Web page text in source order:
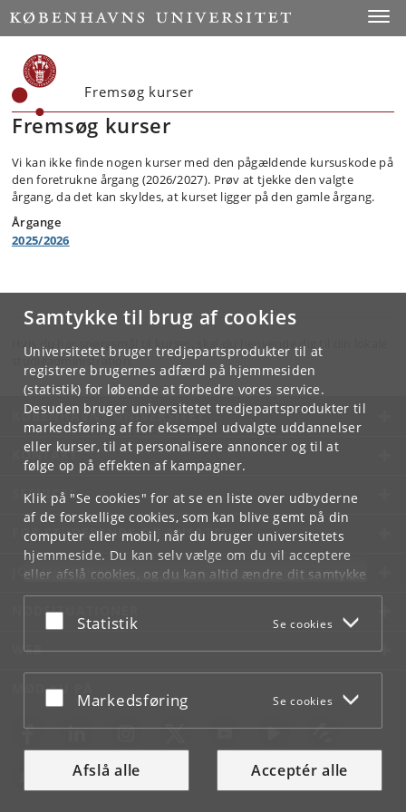
Samtykke til brug af cookies
Universitetet bruger tredjepartsprodukter til at
registrere brugernes adfærd på hjemmesiden
(statistik) for løbende at forbedre vores service.
Desuden bruger universitetet tredjepartsprodukter til
markedsføring af for eksempel udvalgte uddannelser
eller kurser, til at personalisere annoncer og til at
følge op på effekten af kampagner.
Klik på "Se cookies" for at se en liste over udbyderne
af de forskellige cookies, som kan blive gemt på din
computer eller mobil, når du bruger universitetets
hjemmeside. Du kan selv vælge om du vil acceptere
eller afslå cookies, og du kan altid ændre dit samtykke
underCookie- og privatlivspolitiksom du finder i
bunden af hver side.
Acceptér eller afslå
Statistik Se cookies
Acceptér eller afslå
Markedsføring Se cookies
Afslå alle Acceptér alle
Fremsøg kurser
Fremsøg kurser
Vi kan ikke finde nogen kurser med den pågældende kursuskode på
den foretrukne årgang (2026/2027). Prøv at tjekke den valgte
årgang, da det kan skyldes, at kurset ligger på den gamle årgang.
Årgange
2025/2026
Hvis du har spørgsmål til kurset, skal du henvende dig til din lokale
studieadministration.
KØBENHAVNS UNIVERSITET
KONTAKT
SERVICES
FOR STUDERENDE OG ANSATTE
JOB OG KARRIERE
NØDSITUATIONER
WEB
MØD KU PÅ